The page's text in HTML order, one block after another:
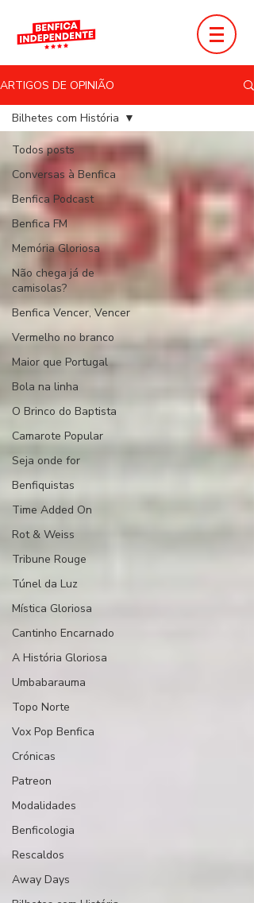
ARTIGOS DE OPINIÃO
Todos posts
Conversas à Benfica
Benfica Podcast
Benfica FM
Memória Gloriosa
Não chega já de
camisolas?
Benfica Vencer, Vencer
Vermelho no branco
Maior que Portugal
Bola na linha
O Brinco do Baptista
Camarote Popular
Seja onde for
Benfiquistas
Time Added On
Rot & Weiss
Tribune Rouge
Túnel da Luz
Mística Gloriosa
Cantinho Encarnado
A História Gloriosa
Umbabarauma
Topo Norte
Vox Pop Benfica
Crónicas
Patreon
Modalidades
Benficologia
Rescaldos
Away Days
Bilhetes com História